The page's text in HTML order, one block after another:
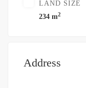
LAND SIZE
234 m2
Address